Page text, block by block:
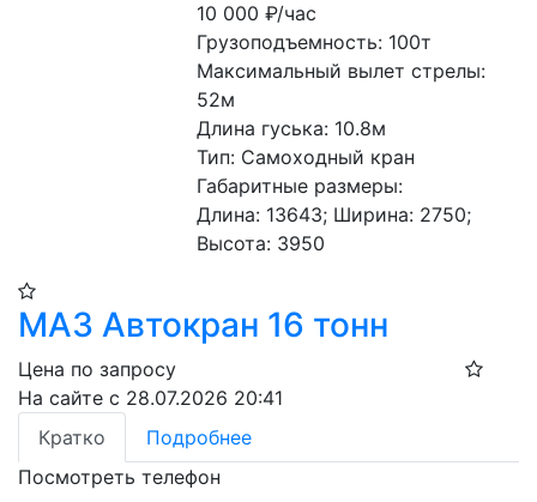
10 000₽/час
Грузоподъемность: 100т
Максимальный вылет стрелы:
52м
Длина гуська: 10.8м
Тип: Самоходный кран
Габаритные размеры:
Длина: 13643; Ширина: 2750;
Высота: 3950
МАЗ Автокран 16 тонн
Цена по запросу
На сайте с 28.07.2026 20:41
Кратко
Подробнее
Посмотреть телефон